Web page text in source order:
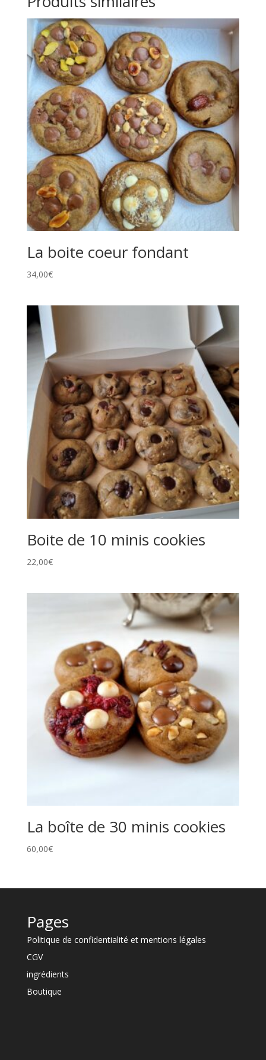
La boite coeur fondant
34,00€
Boite de 10 minis cookies
22,00€
La boîte de 30 minis cookies
60,00€
Pages
Politique de confidentialité et mentions légales
CGV
ingrédients
Boutique